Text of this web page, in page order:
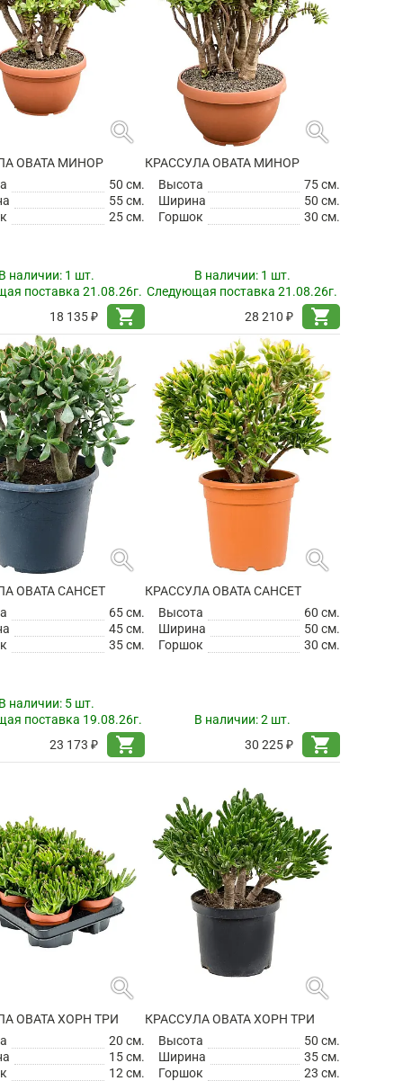
search
ОВАТА МИНОР
50 см.
55 см.
25 см.
наличии: 1 шт.
поставка 21.08.26г.
18 135 ₽
shopping_cart
search
КРАССУЛА ОВАТА МИНОР
Высота
75 см.
Ширина
50 см.
Горшок
30 см.
В наличии: 1 шт.
Следующая поставка 21.08.26г.
28 210 ₽
shopping_cart
search
ОВАТА САНСЕТ
65 см.
45 см.
35 см.
наличии: 5 шт.
поставка 19.08.26г.
23 173 ₽
shopping_cart
search
КРАССУЛА ОВАТА САНСЕТ
Высота
60 см.
Ширина
50 см.
Горшок
30 см.
В наличии:2 шт.
30 225 ₽
shopping_cart
search
ОВАТА ХОРН ТРИ
20 см.
15 см.
12 см.
search
КРАССУЛА ОВАТА ХОРН ТРИ
Высота
50 см.
Ширина
35 см.
Горшок
23 см.